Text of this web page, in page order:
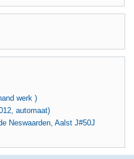
werk )
automaat)
Neswaarden, Aalst J#50J